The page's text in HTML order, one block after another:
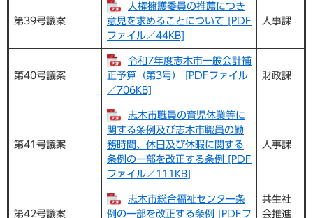
第39号議案
人権擁護委員の推薦につき
意見を求めることについて [PDF
ファイル／44KB]
人事課
第40号議案
令和7年度志木市一般会計補
正予算（第3号） [PDFファイル
／706KB]
財政課
第41号議案
志木市職員の育児休業等に
関する条例及び志木市職員の勤
務時間、休日及び休暇に関する
条例の一部を改正する条例 [PDF
ファイル／111KB]
人事課
第42号議案
志木市総合福祉センター条
例の一部を改正する条例 [PDFフ
共生社
会推進